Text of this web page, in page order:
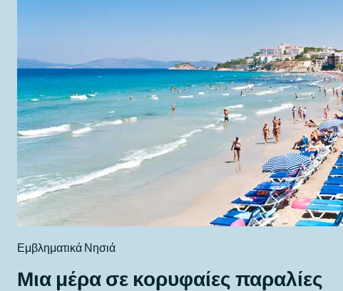
Εμβληματικά Νησιά
Μια μέρα σε κορυφαίες παραλίες